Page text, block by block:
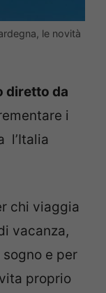
le novità
diretto da
i
l’Italia
chi viaggia
vacanza,
e per
proprio